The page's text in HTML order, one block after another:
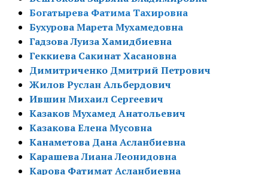
Богатырева Фатима Тахировна
Бухурова Марета Мухамедовна
Гадзова Луиза Хамидбиевна
Геккиева Сакинат Хасановна
Димитриченко Дмитрий Петрович
Жилов Руслан Альбердович
Ившин Михаил Сергеевич
Казаков Мухамед Анатольевич
Казакова Елена Мусовна
Канаметова Дана Асланбиевна
Карашева Лиана Леонидовна
Карова Фатимат Асланбиевна